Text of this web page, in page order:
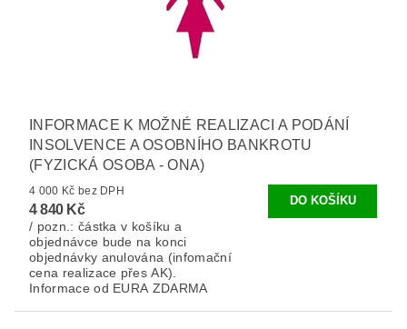
INFORMACE K MOŽNÉ REALIZACI A PODÁNÍ
INSOLVENCE A OSOBNÍHO BANKROTU
(FYZICKÁ OSOBA - ONA)
4 000 Kč bez DPH
4 840 Kč
/ pozn.: částka v košíku a
objednávce bude na konci
objednávky anulována (infomační
cena realizace přes AK).
Informace od EURA ZDARMA